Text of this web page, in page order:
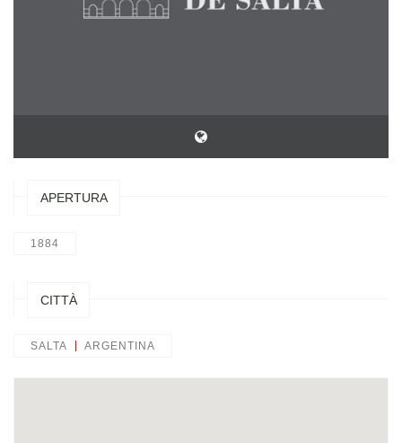
APERTURA
1884
CITTÀ
SALTA ARGENTINA